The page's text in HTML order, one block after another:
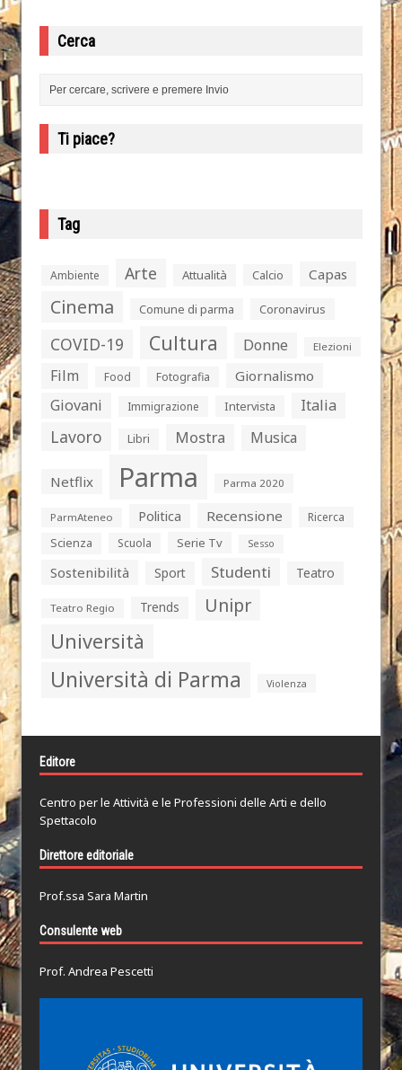
Cerca
Ti piace?
Tag
Ambiente Arte Attualità Calcio Capas
Cinema Comune di parma Coronavirus
COVID-19 Cultura Donne Elezioni
Film Food Fotografia Giornalismo
Giovani Immigrazione Intervista Italia
Lavoro Libri Mostra Musica
Netflix Parma Parma 2020
ParmAteneo Politica Recensione
Ricerca
Scienza
Scuola Serie Tv Sesso
Sostenibilità Sport Studenti Teatro
Teatro Regio Trends Unipr
Università
Università di Parma Violenza
Editore
Centro per le Attività e le Professioni delle Arti e dello
Spettacolo
Direttore editoriale
Prof.ssa Sara Martin
Consulente web
Prof. Andrea Pescetti